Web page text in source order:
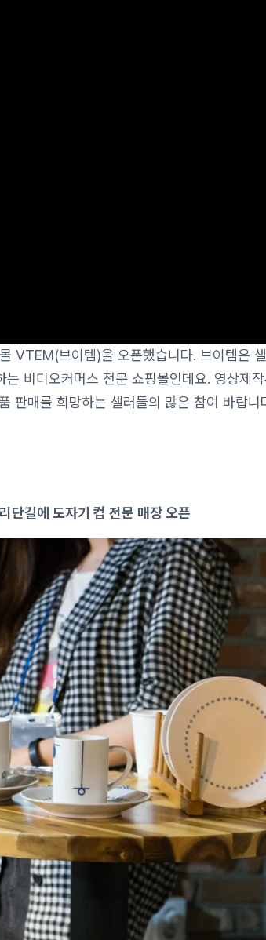
VTEM(브이템)을 오픈했습니다. 브이템은
비디오커머스 전문 쇼핑몰인데요. 영상제
판매를 희망하는 셀러들의 많은 참여 바랍니
단길에 도자기 컵 전문 매장 오픈